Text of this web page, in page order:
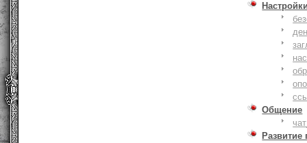
Общение
Развитие